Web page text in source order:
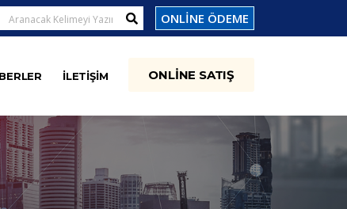
ONLİNE ÖDEME
İLETİŞİM ONLİNE SATIŞ